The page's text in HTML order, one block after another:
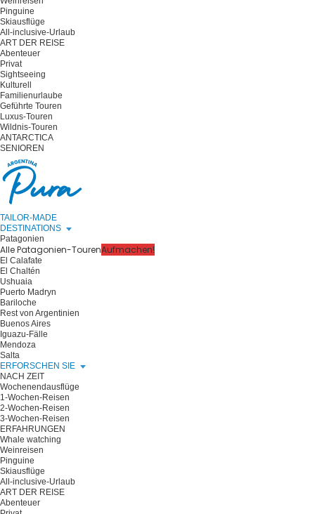
Pinguine
Skiausflüge
All-inclusive-Urlaub
ART DER REISE
Abenteuer
Privat
Sightseeing
Kulturell
Familienurlaube
Geführte Touren
Luxus-Touren
Wildnis-Touren
ANTARCTICA
SENIOREN
TAILOR-MADE
DESTINATIONS
Patagonien
Alle Patagonien-TourenAufmachen!
El Calafate
El Chaltén
Ushuaia
Puerto Madryn
Bariloche
Rest von Argentinien
Buenos Aires
Iguazu-Fälle
Mendoza
Salta
ERFORSCHEN SIE
NACH ZEIT
Wochenendausflüge
1-Wochen-Reisen
2-Wochen-Reisen
3-Wochen-Reisen
ERFAHRUNGEN
Whale watching
Weinreisen
Pinguine
Skiausflüge
All-inclusive-Urlaub
ART DER REISE
Abenteuer